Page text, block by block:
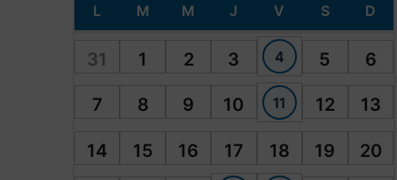
L M M J V S D
31 1 2 3 4 5 6
7 8 9 10 11 12 13
14 15 16 17 18 19 20